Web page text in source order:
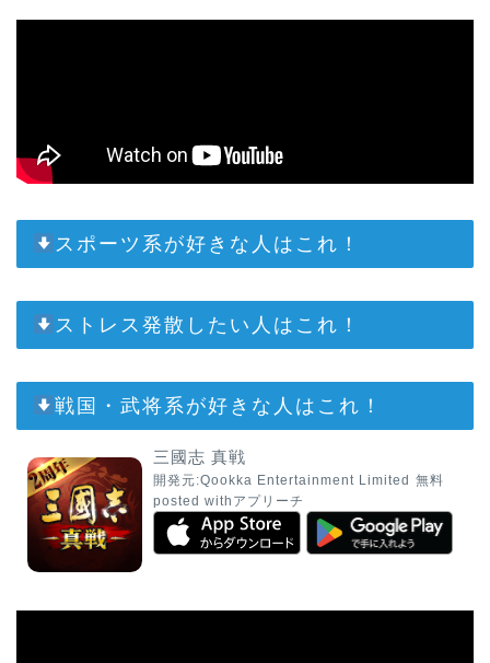
スポーツ系が好きな人はこれ！
ストレス発散したい人はこれ！
戦国・武将系が好きな人はこれ！
三國志 真戦
開発元:Qookka Entertainment Limited 無料
posted with アプリーチ